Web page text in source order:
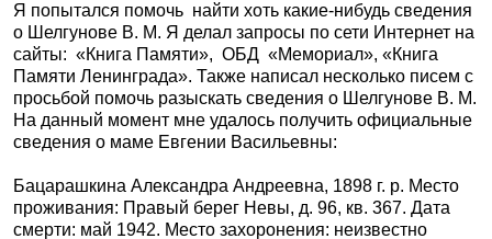
Я попытался помочь найти хоть какие-нибудь сведения
о Шелгунове В. М. Я делал запросы по сети Интернет на
сайты: «Книга Памяти», ОБД «Мемориал», «Книга
Памяти Ленинграда». Также написал несколько писем с
просьбой помочь разыскать сведения о Шелгунове В. М.
На данный момент мне удалось получить официальные
сведения о маме Евгении Васильевны:
Бацарашкина Александра Андреевна, 1898 г. р. Место
проживания: Правый берег Невы, д. 96, кв. 367. Дата
смерти: май 1942. Место захоронения: неизвестно